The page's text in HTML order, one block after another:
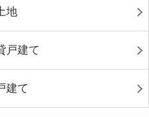
地
戸建て
建て